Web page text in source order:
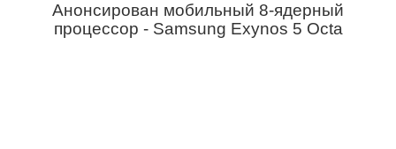
Анонсирован мобильный 8-ядерный
процессор - Samsung Exynos 5 Octa